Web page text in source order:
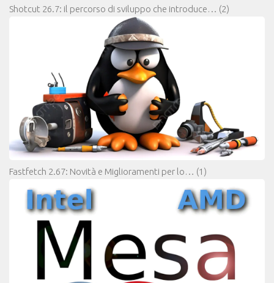
Shotcut 26.7: il percorso di sviluppo che introduce… (2)
Fastfetch 2.67: Novità e Miglioramenti per lo… (1)